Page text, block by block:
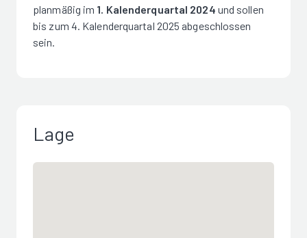
planmäßig im 1. Kalenderquartal 2024 und sollen
bis zum 4. Kalenderquartal 2025 abgeschlossen
sein.
Lage